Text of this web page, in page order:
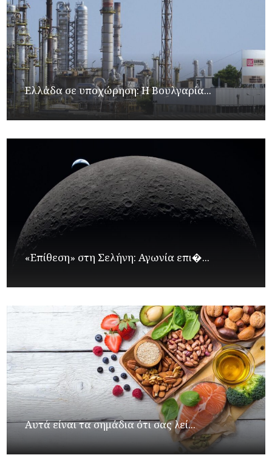
Ελλάδα σε υποχώρηση: Η Βουλγαρία...
«Επίθεση» στη Σελήνη: Αγωνία επι�...
Αυτά είναι τα σημάδια ότι σας λεί...